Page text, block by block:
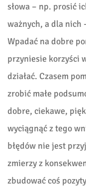
słowa – np. prosić
ważnych, a dla nich
Wpadać na dobre
przyniesie korzyści
działać. Czasem
zrobić małe
dobre, ciekawe,
wyciągnąć z tego
błędów nie jest
zmierzy z
zbudować coś